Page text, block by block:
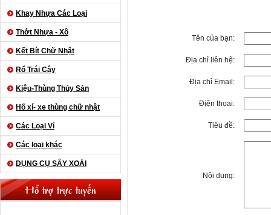
Khay Nhựa Các Loại
Thớt Nhựa - Xô
Kết Bít Chữ Nhật
Rổ Trái Cây
Kiệu-Thùng Thủy Sản
Hố xí- xe thùng chữ nhật
Các Loại Vỉ
Các loại khác
DỤNG CỤ SẤY XOÀI
Hỗ trợ trực tuyến
Tên của bạn:
Địa chỉ liên hệ:
Địa chỉ Email:
Địện thoại:
Tiêu đề:
Nội dung: